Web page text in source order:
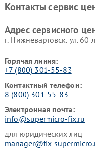
Контакты сервис
Адрес сервисного
г. Нижневартовск, ул. 60
Горячая линия:
+7 (800) 301-55-83
Контактный телефон:
8 (800) 301-55-83
Электронная почта:
info@supermicro-fix.ru
для юридических лиц
manager@fix-